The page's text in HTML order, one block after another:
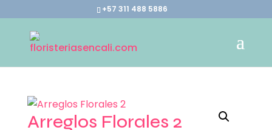
+57 311 488 5886
Arreglos Florales 2